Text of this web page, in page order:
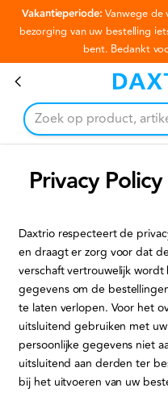
Ga naar hoofdinhoud
Vakantieperiode: Vanwege de
bezorging van uw bestelling
bent. Bedankt
Privacy
Privacy
Daxtrio respecteert de
en draagt er zorg voor dat
verschaft vertrouwelijk
gegevens om de
te laten verlopen. Voor het
uitsluitend gebruiken met
persoonlijke gegevens niet
uitsluitend aan derden ter
bij het uitvoeren van uw